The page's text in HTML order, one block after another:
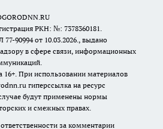
РКН: №: 7378360181.
90994 от 10.03.2026., выдано
в сфере связи, информационных
16+. При использовании материалов
гиперссылка на ресурс
будут применены нормы
и смежных правах.
за комментарии